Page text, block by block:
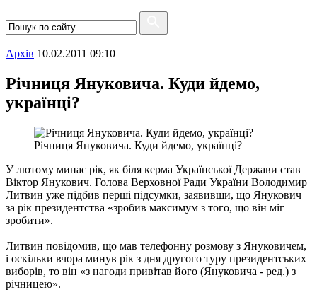
Архiв 10.02.2011 09:10
Річниця Януковича. Куди йдемо,
українці?
Річниця Януковича. Куди йдемо, українці?
У лютому минає рік, як біля керма Української Держави став
Віктор Янукович. Голова Верховної Ради України Володимир
Литвин уже підбив перші підсумки, заявивши, що Янукович
за рік президентства «зробив максимум з того, що він міг
зробити».
Литвин повідомив, що мав телефонну розмову з Януковичем,
і оскільки вчора минув рік з дня другого туру президентських
виборів, то він «з нагоди привітав його (Януковича - ред.) з
річницею».